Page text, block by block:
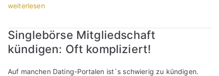
n
d
u
„
r
w
i
l
weiterlesen
Singlebörse Mitgliedschaft
kündigen: Oft kompliziert!
Auf manchen Dating-Portalen ist´s schwierig zu kündigen.